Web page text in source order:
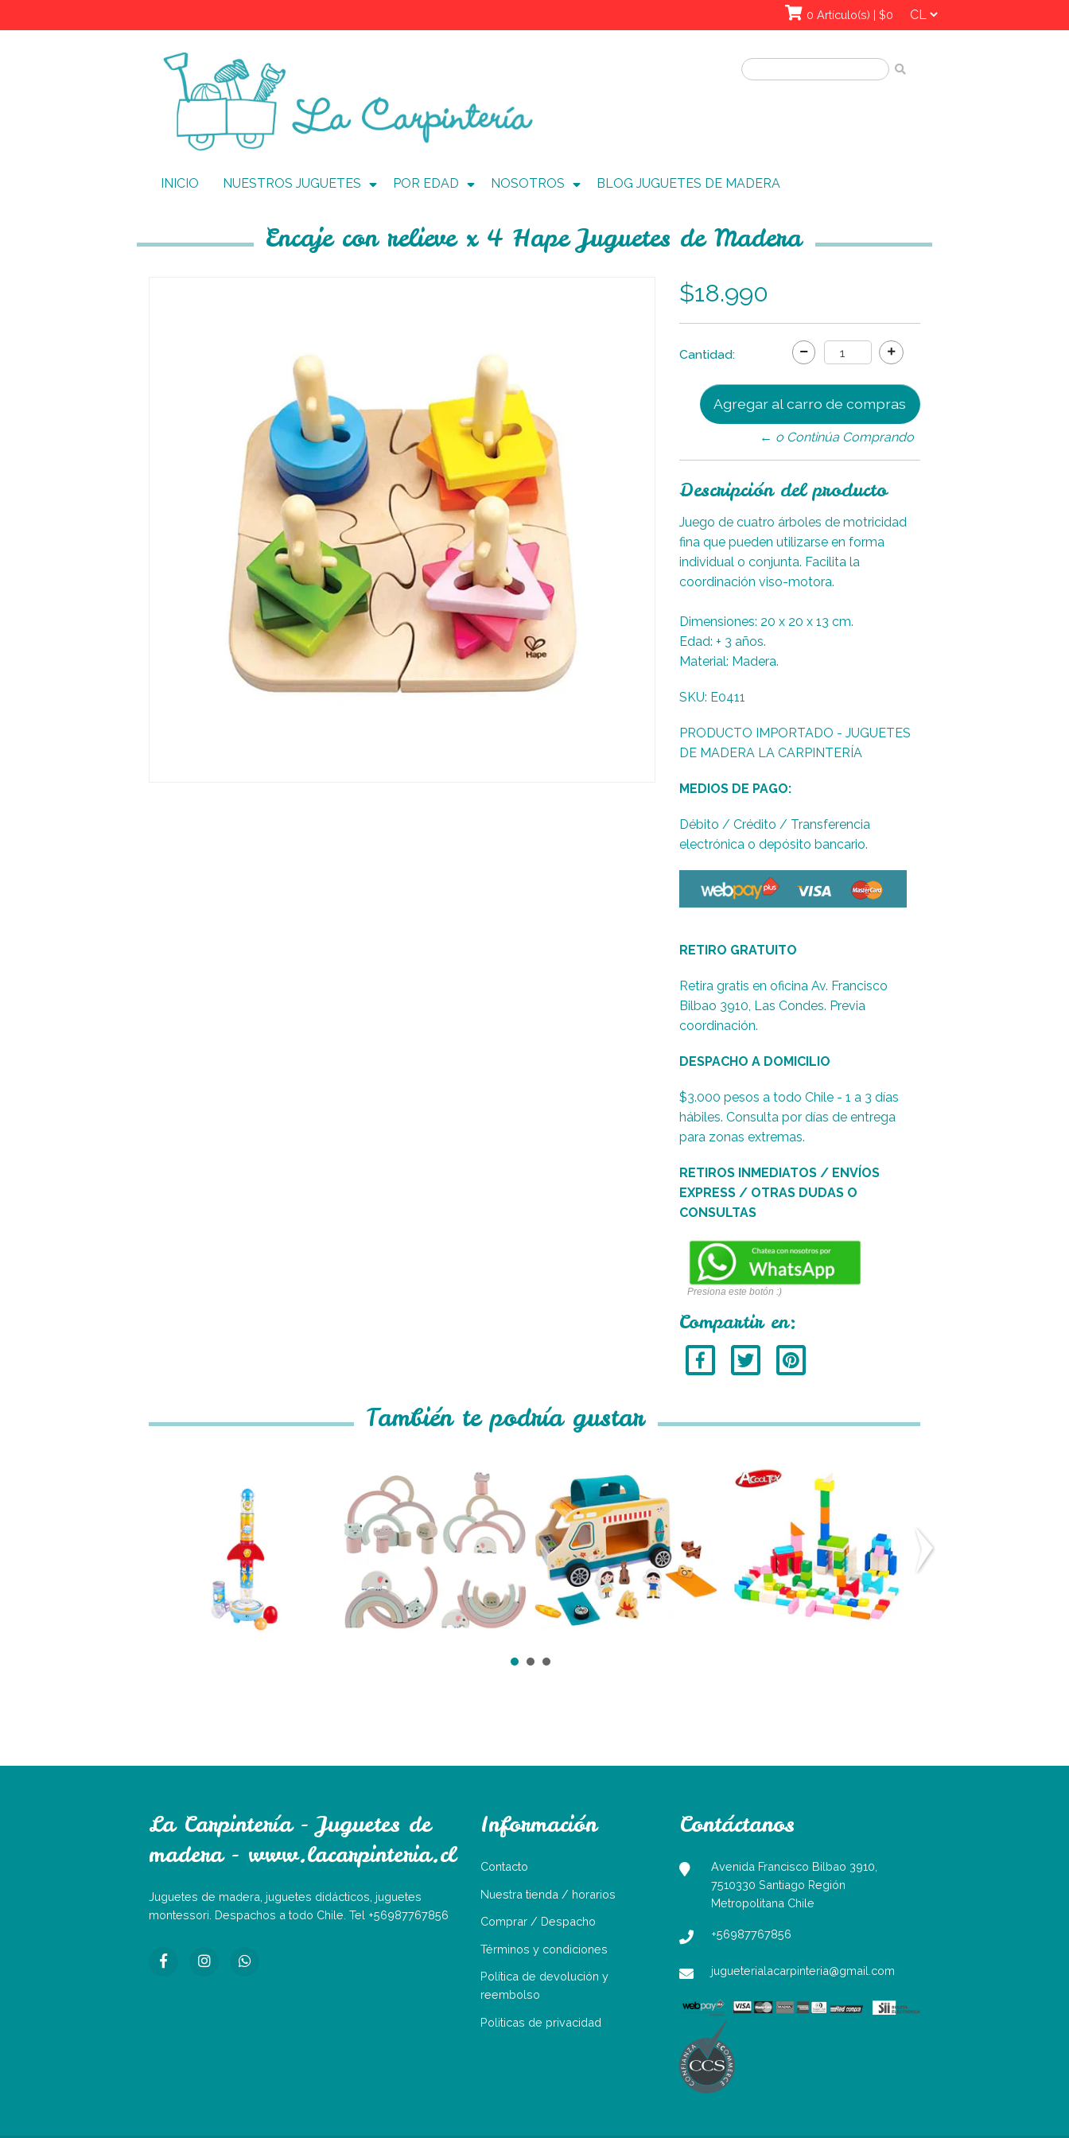
0 Artículo(s) | $0
INICIO NUESTROS JUGUETES POR EDAD NOSOTROS BLOG JUGUETES DE MADERA
Encaje con relieve x 4 Hape Juguetes de Madera
$18.990
Cantidad:
← o Continúa Comprando
Descripción del producto
Juego de cuatro árboles de motricidad
fina que pueden utilizarse en forma
individual o conjunta. Facilita la
coordinación viso-motora.
Dimensiones: 20 x 20 x 13 cm.
Edad: + 3 años.
Material: Madera.
SKU: E0411
PRODUCTO IMPORTADO - JUGUETES
DE MADERA LA CARPINTERÍA
MEDIOS DE PAGO:
Débito / Crédito / Transferencia
electrónica o depósito bancario.
RETIRO GRATUITO
Retira gratis en oficina Av. Francisco
Bilbao 3910, Las Condes. Previa
coordinación.
DESPACHO A DOMICILIO
$3.000 pesos a todo Chile - 1 a 3 días
hábiles. Consulta por días de entrega
para zonas extremas.
RETIROS INMEDIATOS / ENVÍOS
EXPRESS / OTRAS DUDAS O
CONSULTAS
Presiona este botón :)
Compartir en:
También te podría gustar
Apilador Cohete
Hape Juguet...
$33.990
Arcoiris Juguetes
Montesso...
$12.990
Auto de Camping
Juguete de ...
$27.990
Bloques de
madera - 60
piez...
$15.990
La Carpintería - Juguetes de
madera - www.lacarpinteria.cl
Juguetes de madera, juguetes didácticos, juguetes
montessori. Despachos a todo Chile. Tel +56987767856
Información
Contacto
Nuestra tienda / horarios
Comprar / Despacho
Términos y condiciones
Política de devolución y
reembolso
Politicas de privacidad
Contáctanos
Avenida Francisco Bilbao 3910,
7510330 Santiago Región
Metropolitana Chile
+56987767856
jugueterialacarpinteria@gmail.com